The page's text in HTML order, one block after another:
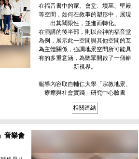
在福音書中的家、會堂、墳墓、聖殿
等空間，如何在敘事的塑形中，展現
出其閾限性，並進而轉化。
在演講的後半部，則以台神的福音堂
為例，展示此一空間與其他空間的互
為主體關係，強調地景空間所可能具
有的多重意涵，為聽眾開啟了一個嶄
新視界。
報導內容取自輔仁大學「宗教地景、
療癒與社會實踐」研究中心臉書
相關連結
音樂會